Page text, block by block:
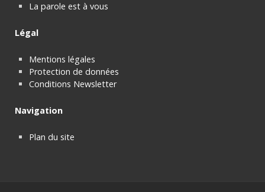
La parole est à vous
Légal
Mentions légales
Protection de données
Conditions Newsletter
Navigation
Plan du site